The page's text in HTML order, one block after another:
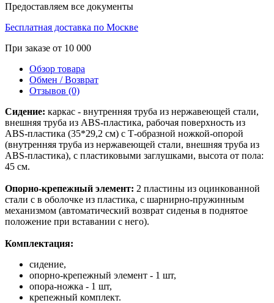
Предоставляем все документы
Бесплатная доставка по Москве
При заказе от 10 000
Обзор товара
Обмен / Возврат
Отзывов (0)
Сидение: каркас - внутренняя труба из нержавеющей стали,
внешняя труба из ABS-пластика, рабочая поверхность из
ABS-пластика (35*29,2 см) с Т-образной ножкой-опорой
(внутренняя труба из нержавеющей стали, внешняя труба из
ABS-пластика), с пластиковыми заглушками, высота от пола:
45 см.
Опорно-крепежный элемент: 2 пластины из оцинкованной
стали с в оболочке из пластика, с шарнирно-пружинным
механизмом (автоматический возврат сиденья в поднятое
положение при вставании с него).
Комплектация:
сидение,
опорно-крепежный элемент - 1 шт,
опора-ножка - 1 шт,
крепежный комплект.